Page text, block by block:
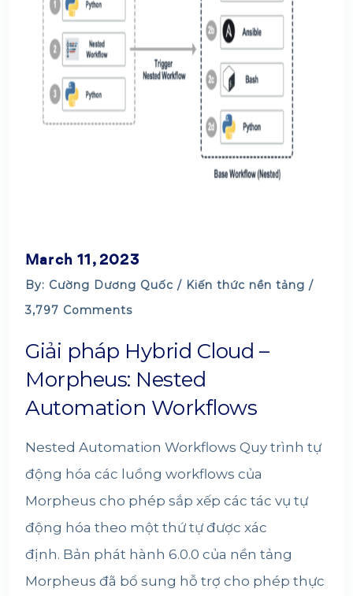
March 11, 2023
By: Cường Dương Quốc / Kiến thức nền tảng /
3,797 Comments
Giải pháp Hybrid Cloud –
Morpheus: Nested
Automation Workflows
Nested Automation Workflows Quy trình tự
động hóa các luồng workflows của
Morpheus cho phép sắp xếp các tác vụ tự
động hóa theo một thứ tự được xác
định. Bản phát hành 6.0.0 của nền tảng
Morpheus đã bổ sung hỗ trợ cho phép thực